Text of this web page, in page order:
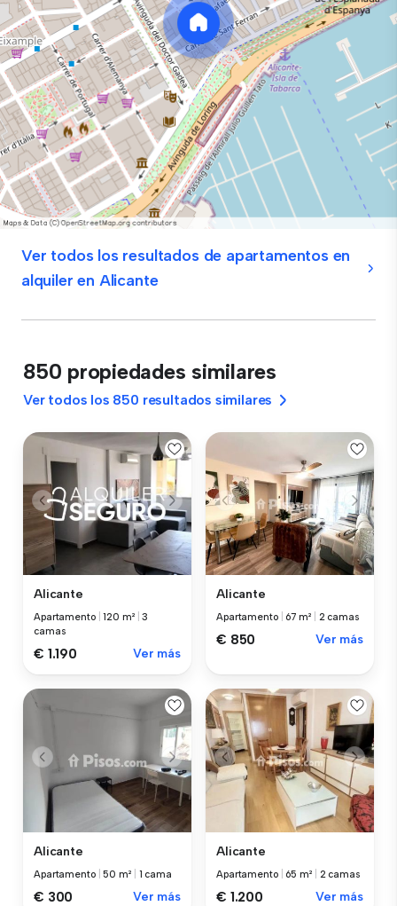
Ver todos los resultados de apartamentos en
alquiler en Alicante
850 propiedades similares
Ver todos los 850 resultados similares
Alicante
Apartamento |120 m² |3
camas
€ 1.190 Ver más
Alicante
Apartamento 67 m² 2 camas
€ 850 Ver más
Alicante
Apartamento |50 m² 1 cama
€ 300 Ver más
Alicante
Apartamento 65 m² 2 camas
€ 1.200 Ver más